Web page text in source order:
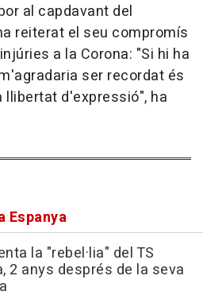
al capdavant del
reiterat el seu compromís
a la Corona: "Si hi ha
ser recordat és
d'expressió", ha
Espanya
la "rebel·lia" del TS
2 anys després de la seva